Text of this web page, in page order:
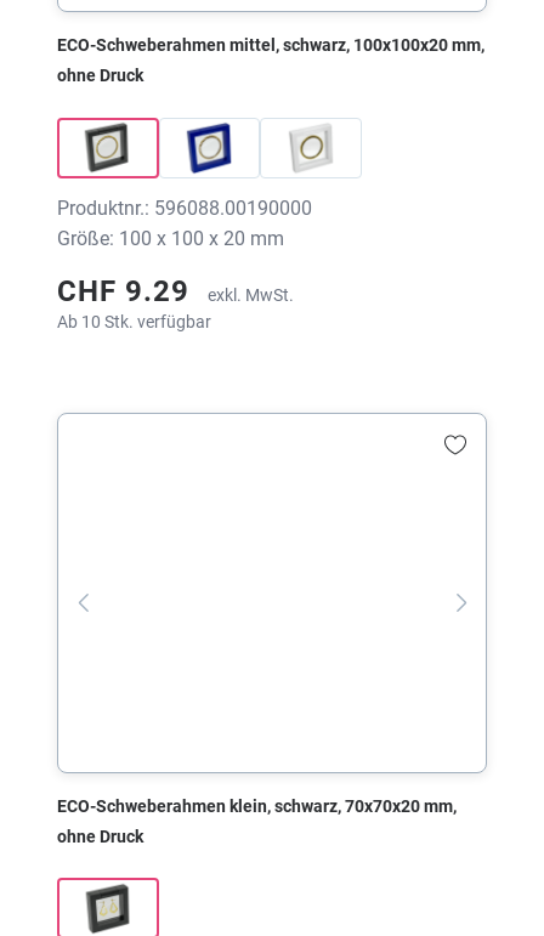
ECO-Schweberahmen mittel, schwarz, 100x100x20 mm,
ohne Druck
Produktnr.: 596088.00190000
Größe: 100 x 100 x 20 mm
CHF 9.29
exkl. MwSt.
Ab 10 Stk. verfügbar
ECO-Schweberahmen klein, schwarz, 70x70x20 mm,
ohne Druck